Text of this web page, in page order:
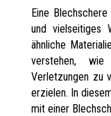
Eine
und vielseitiges
ähnliche
verstehen,
Verletzungen zu
erzielen. In
mit einer